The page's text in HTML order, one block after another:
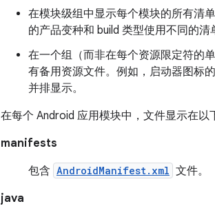
在模块级组中显示每个模块的所有清
的产品变种和 build 类型使用不同的清
在一个组（而非在每个资源限定符的
有备用资源文件。例如，启动器图标
并排显示。
在每个 Android 应用模块中，文件显示在以
manifests
包含 AndroidManifest.xml 文件。
java